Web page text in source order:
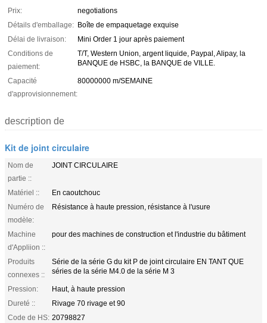
Prix:
negotiations
Détails d'emballage: Boîte de empaquetage exquise
Délai de livraison:
Mini Order 1 jour après paiement
Conditions de
paiement:
T/T, Western Union, argent liquide, Paypal, Alipay, la
BANQUE de HSBC, la BANQUE de VILLE.
Capacité
d'approvisionnement:
80000000 m/SEMAINE
description de
Kit de joint circulaire
Nom de
partie ::
JOINT CIRCULAIRE
Matériel ::
En caoutchouc
Numéro de
modèle:
Résistance à haute pression, résistance à l'usure
Machine
d'Appliion ::
pour des machines de construction et l'industrie du bâtiment
Produits
connexes ::
Série de la série G du kit P de joint circulaire EN TANT QUE
séries de la série M4.0 de la série M 3
Pression:
Haut, à haute pression
Dureté ::
Rivage 70 rivage et 90
Code de HS: 20798827